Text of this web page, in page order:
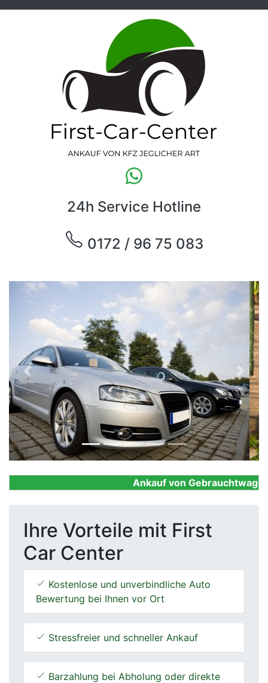
24h Service Hotline
0172 / 96 75 083
Previous Next
Ankauf von
Ihre Vorteile mit First
Car Center
Kostenlose und unverbindliche Auto
Bewertung bei Ihnen vor Ort
Stressfreier und schneller Ankauf
Barzahlung bei Abholung oder direkte